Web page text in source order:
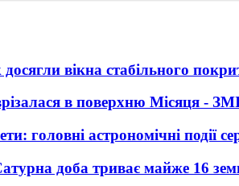
вікна стабільного
в поверхню Місяця -
головні астрономічні події
доба триває майже 16